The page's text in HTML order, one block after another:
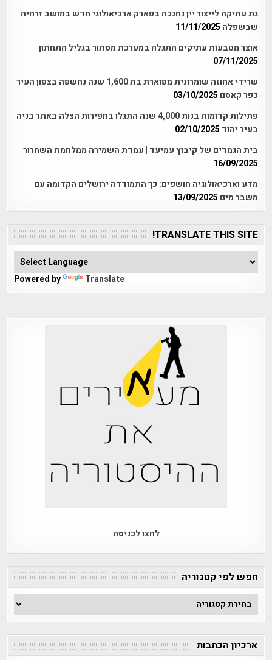
גת עתיקה לייצור יין נחנכה בפארק ארכיאולוגי חדש במושב זרחיה
שבשפלה 11/11/2025
אוצר מטבעות עתיקים התגלה במערכת מסתור בגליל התחתון
07/11/2025
שרידי אחוזה שומרונית מפוארת בת 1,600 שנה נחשפה בצפון העיר
כפר קאסם 03/10/2025
פתילות קדומות בנות 4,000 שנה התגלו בחפירות הצלה באתר בניה
בעיר יהוד 02/10/2025
בית הגמדים של קיבוץ עמיעד | עמדת השמירה ממלחמת השחרור
16/09/2025
מדע וארכיאולוגיה חושפים: כך התמודדה ירושלים הקדומה עם
משבר מים 13/09/2025
TRANSLATE THIS SITE!
Powered by Translate
לחצו לכניסה
חפש לפי קטגוריה
חפש
לפי
קטגוריה
ארכיון הכתבות